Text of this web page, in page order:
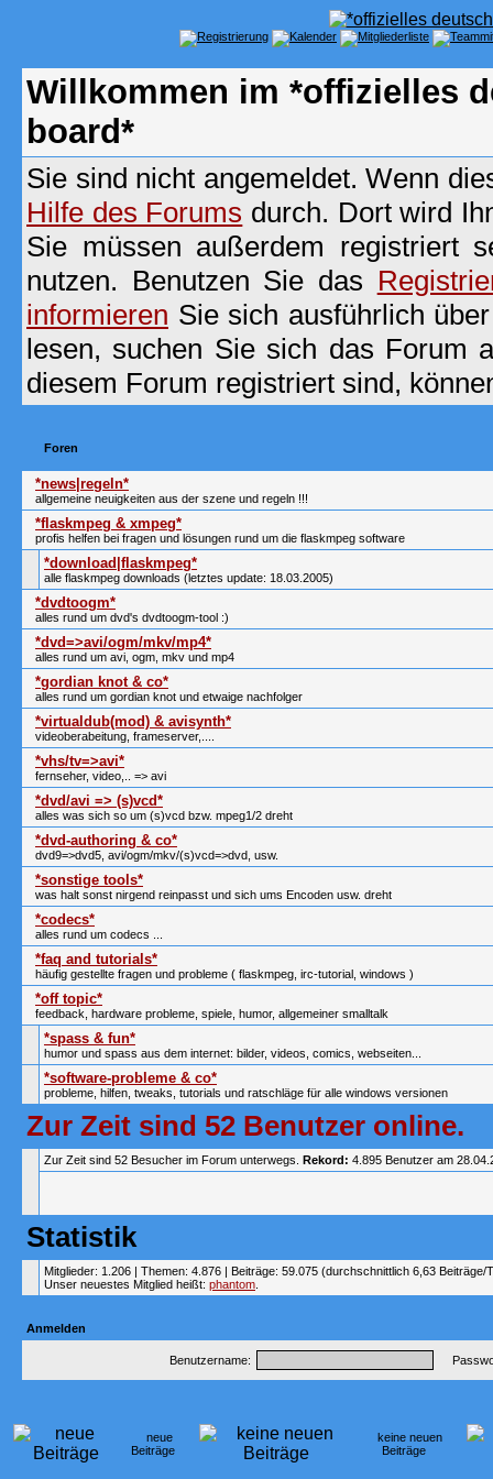
Willkommen im *offizielles
board*
Sie sind nicht angemeldet. Wenn
Hilfe des Forums durch. Dort wird
Sie müssen außerdem registriert
nutzen. Benutzen Sie das
informieren Sie sich ausführlich
lesen, suchen Sie sich das Forum
diesem Forum registriert sind,
Foren
*news|regeln*
allgemeine neuigkeiten aus der szene und regeln !!!
*flaskmpeg & xmpeg*
profis helfen bei fragen und lösungen rund um die flaskmpeg software
*download|flaskmpeg*
alle flaskmpeg downloads (letztes update: 18.03.2005)
*dvdtoogm*
alles rund um dvd's dvdtoogm-tool :)
*dvd=>avi/ogm/mkv/mp4*
alles rund um avi, ogm, mkv und mp4
*gordian knot & co*
alles rund um gordian knot und etwaige nachfolger
*virtualdub(mod) & avisynth*
videoberabeitung, frameserver,....
*vhs/tv=>avi*
fernseher, video,.. => avi
*dvd/avi => (s)vcd*
alles was sich so um (s)vcd bzw. mpeg1/2 dreht
*dvd-authoring & co*
dvd9=>dvd5, avi/ogm/mkv/(s)vcd=>dvd, usw.
*sonstige tools*
was halt sonst nirgend reinpasst und sich ums Encoden usw. dreht
*codecs*
alles rund um codecs ...
*faq and tutorials*
häufig gestellte fragen und probleme ( flaskmpeg, irc-tutorial, windows )
*off topic*
feedback, hardware probleme, spiele, humor, allgemeiner smalltalk
*spass & fun*
humor und spass aus dem internet: bilder, videos, comics, webseiten...
*software-probleme & co*
probleme, hilfen, tweaks, tutorials und ratschläge für alle windows versionen
Zur Zeit sind 52 Benutzer online.
Zur Zeit sind 52 Besucher im Forum unterwegs. Rekord: 4.895 Benutzer am
Statistik
Mitglieder: 1.206 | Themen: 4.876 | Beiträge: 59.075 (durchschnittlich 6,63 Beiträge/
Unser neuestes Mitglied heißt: phantom
Anmelden
Benutzername:
neue
Beiträge
keine neuen
Beiträge